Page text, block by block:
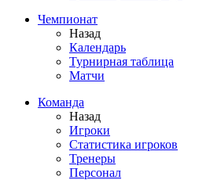
Чемпионат
Назад
Календарь
Турнирная таблица
Матчи
Команда
Назад
Игроки
Статистика игроков
Тренеры
Персонал